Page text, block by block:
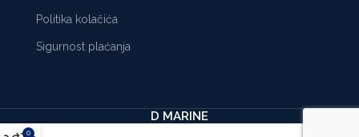
Politika kolačića
Sigurnost plaćanja
D MARINE
0